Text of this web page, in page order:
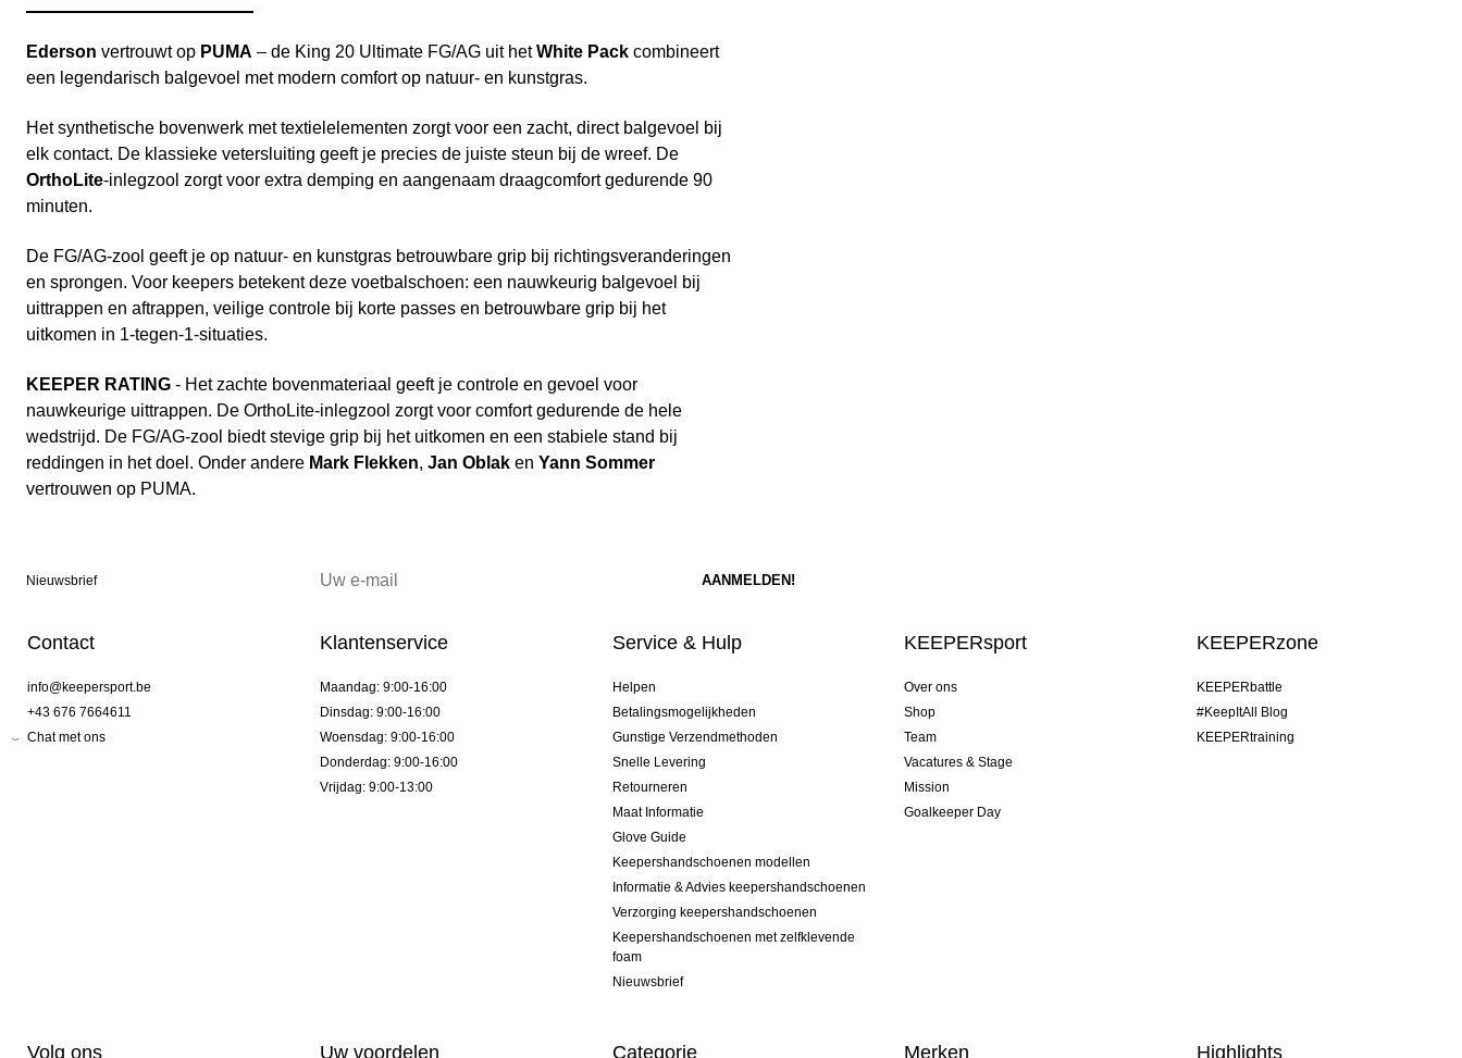
Ederson vertrouwt op PUMA – de King 20 Ultimate FG/AG uit hetWhite Pack combineert
een legendarisch balgevoel met modern comfort op natuur- en kunstgras.
Het synthetische bovenwerk met textielelementen zorgt voor een zacht, direct balgevoel bij
elk contact. De klassieke vetersluiting geeft je precies de juiste steun bij de wreef. De
OrthoLite-inlegzool zorgt voor extra demping en aangenaam draagcomfort gedurende 90
minuten.
De FG/AG-zool geeft je op natuur- en kunstgras betrouwbare grip bij richtingsveranderingen
en sprongen. Voor keepers betekent deze voetbalschoen: een nauwkeurig balgevoel bij
uittrappen en aftrappen, veilige controle bij korte passes en betrouwbare grip bij het
uitkomen in 1-tegen-1-situaties.
KEEPER RATING - Het zachte bovenmateriaal geeft je controle en gevoel voor
nauwkeurige uittrappen. De OrthoLite-inlegzool zorgt voor comfort gedurende de hele
wedstrijd. De FG/AG-zool biedt stevige grip bij het uitkomen en een stabiele stand bij
reddingen in het doel. Onder andere Mark Flekken, Jan Oblak en Yann Sommer
vertrouwen op PUMA.
Nieuwsbrief
Contact
info@keepersport.be
+43 676 7664611
Chat met ons
Klantenservice
Maandag: 9:00-16:00
Dinsdag: 9:00-16:00
Woensdag: 9:00-16:00
Donderdag: 9:00-16:00
Vrijdag: 9:00-13:00
Service & Hulp
Helpen
Betalingsmogelijkheden
Gunstige Verzendmethoden
Snelle Levering
Retourneren
Maat Informatie
Glove Guide
Keepershandschoenen modellen
Informatie & Advies keepershandschoenen
Verzorging keepershandschoenen
Keepershandschoenen met zelfklevende
foam
Nieuwsbrief
KEEPERsport
Over ons
Shop
Team
Vacatures & Stage
Mission
Goalkeeper Day
KEEPERzone
KEEPERbattle
#KeepItAll Blog
KEEPERtraining
Volg ons Uw voordelen Categorie Merken Highlights